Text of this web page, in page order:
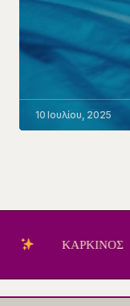
10 Ιουλίου, 2025
ΚΑΡΚΙΝΟΣ